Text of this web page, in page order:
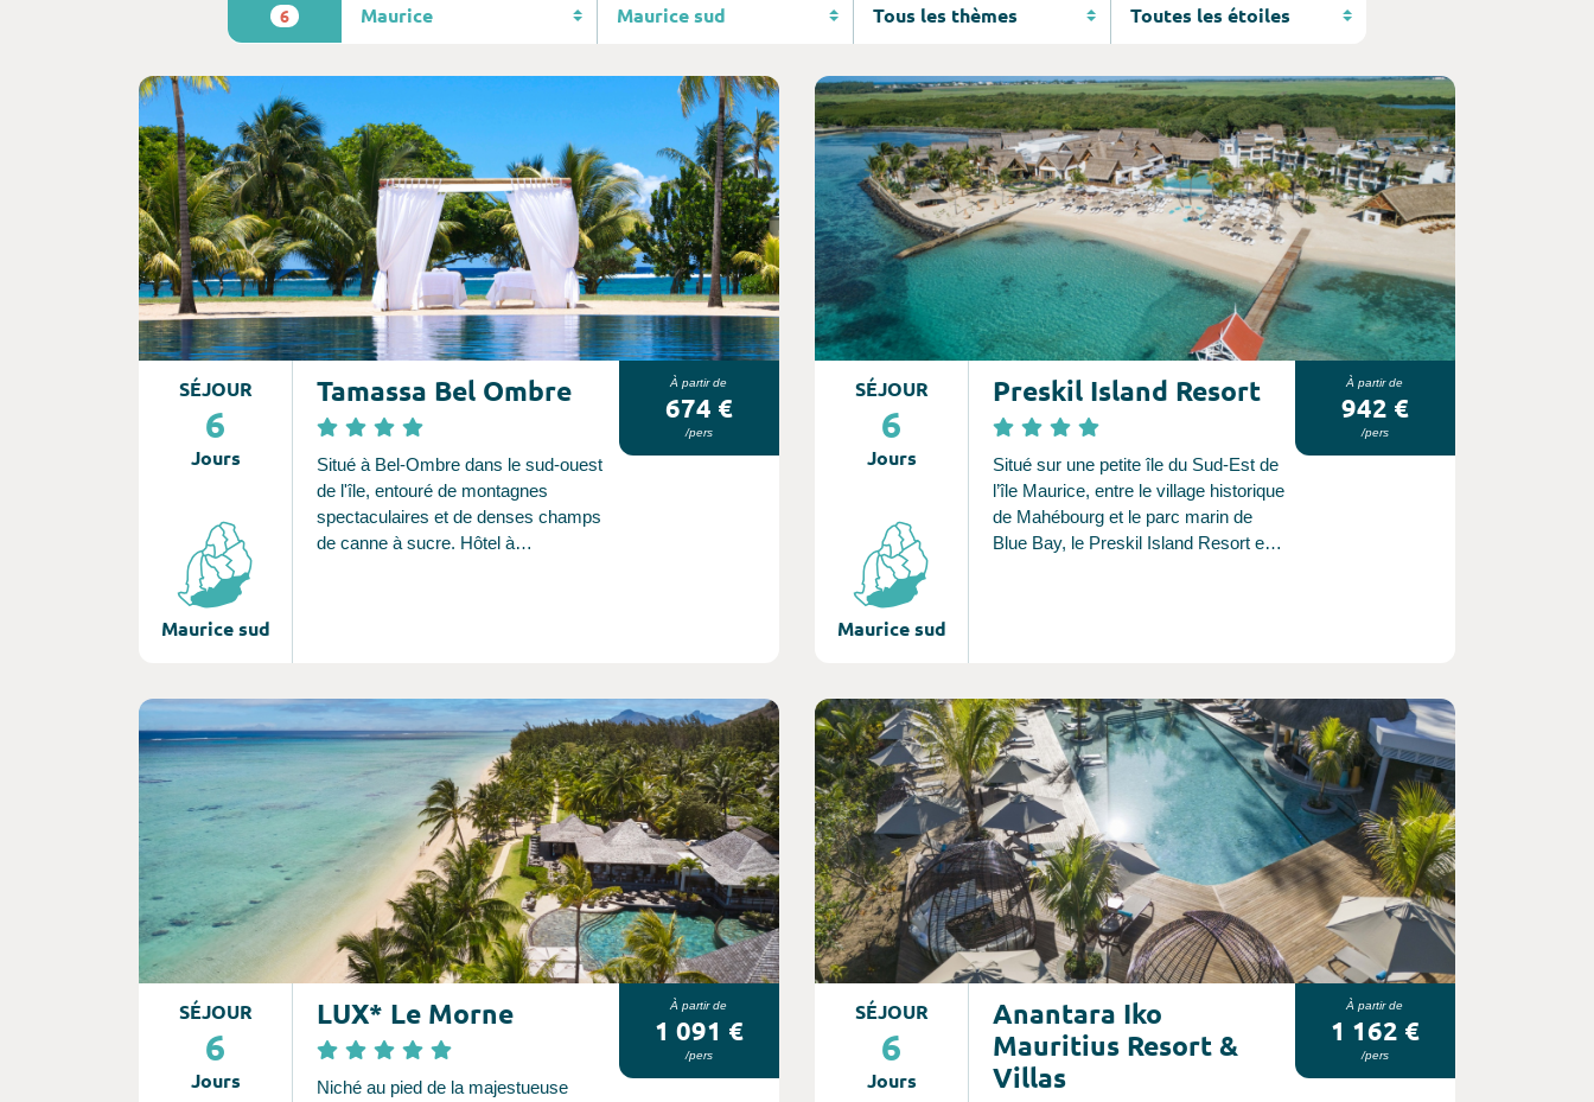
6
SÉJOUR
6
Jours
Maurice sud
À partir de
674 €
/pers
Tamassa Bel Ombre
Situé à Bel-Ombre dans le sud-ouest
de l'île, entouré de montagnes
spectaculaires et de denses champs
de canne à sucre. Hôtel à
familles.
Consultez l'offre de voyage
SÉJOUR
6
Jours
Maurice sud
À partir de
942 €
/pers
Preskil Island Resort
Situé sur une petite île du Sud-Est de
l’île Maurice, entre le village historique
de Mahébourg et le parc marin de
Blue Bay, le Preskil Island Resort est
du Lion, le Preskil Island Resort
garantit une ambiance conviviale et
des expériences islander
authentiques.
Consultez l'offre de voyage
SÉJOUR
6
Jours
À partir de
1 091 €
/pers
LUX* Le Morne
Niché au pied de la majestueuse
Consultez l'offre de voyage
SÉJOUR
6
Jours
À partir de
1 162 €
/pers
Anantara Iko
Mauritius Resort &
Villas
Consultez l'offre de voyage